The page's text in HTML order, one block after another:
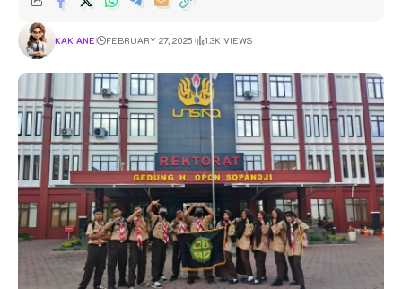
KAK ANE FEBRUARY 27, 2025 1.3K VIEWS